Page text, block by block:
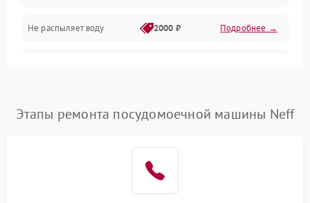
Программное обеспечение
Не распыляет воду 2000 ₽ Подробнее →
воды
1800 ₽ Подробнее →
Этапы ремонта посудомоечной машины Neff